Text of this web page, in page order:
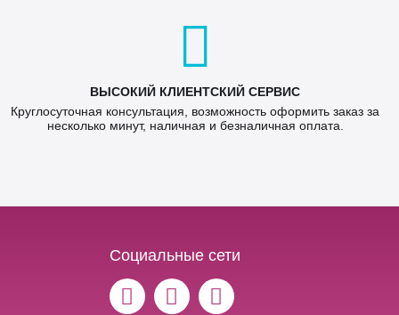
ВЫСОКИЙ КЛИЕНТСКИЙ СЕРВИС
Круглосуточная консультация, возможность оформить заказ за
несколько минут, наличная и безналичная оплата.
Социальные сети